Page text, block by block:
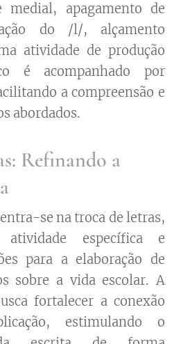
apagamento de
do /l/, alçamento
atividade de produção
é acompanhado por
a compreensão e
abordados.
Refinando a
se na troca de letras,
atividade específica e
para a elaboração de
sobre a vida escolar. A
fortalecer a conexão
estimulando o